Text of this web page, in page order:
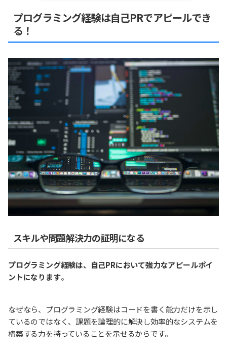
プログラミング経験は自己PRでアピールでき
る！
スキルや問題解決力の証明になる
プログラミング経験は、自己PRにおいて強力なアピールポイ
ントになります。
なぜなら、プログラミング経験はコードを書く能力だけを示し
ているのではなく、課題を論理的に解決し効率的なシステムを
構築する力を持っていることを示せるからです。